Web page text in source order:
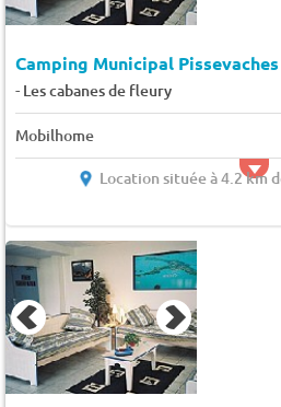
Camping Municipal
- Les cabanes de fleury
Mobilhome
Location située à 4.2 km